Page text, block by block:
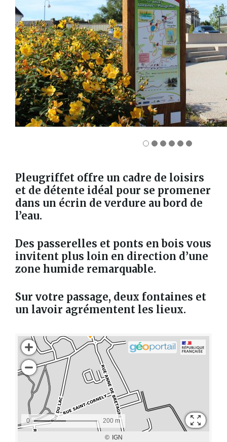
Pleugriffet offre un cadre de loisirs
et de détente idéal pour se promener
dans un écrin de verdure au bord de
l’eau.
Des passerelles et ponts en bois vous
invitent plus loin en direction d’une
zone humide remarquable.
Sur votre passage, deux fontaines et
un lavoir agrémentent les lieux.